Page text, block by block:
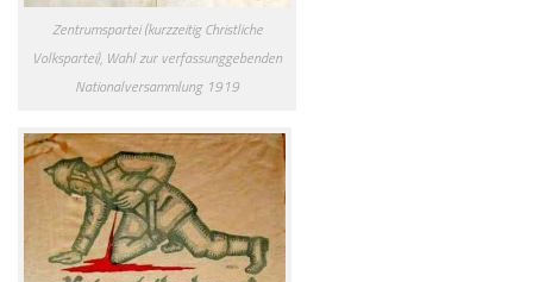
Zentrumspartei (kurzzeitig Christliche
Volkspartei), Wahl zur verfassunggebenden
Nationalversammlung 1919